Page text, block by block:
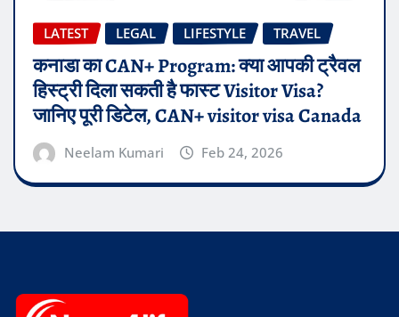
LATEST LEGAL LIFESTYLE TRAVEL
कनाडा का CAN+ Program: क्या आपकी ट्रैवल
हिस्ट्री दिला सकती है फास्ट Visitor Visa?
जानिए पूरी डिटेल, CAN+ visitor visa Canada
Neelam Kumari Feb 24, 2026